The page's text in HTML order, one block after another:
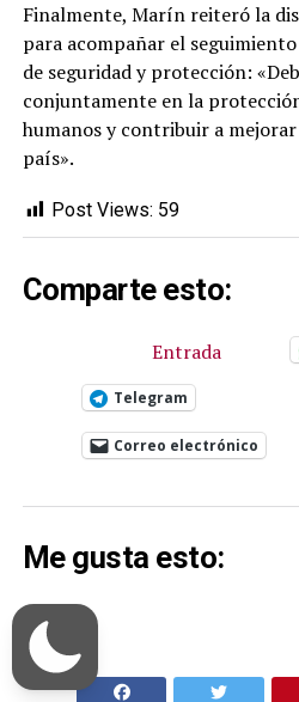
Finalmente, Marín reiteró la
para acompañar el
de seguridad y protección:
conjuntamente en la
humanos y contribuir a
país».
Post Views: 59
Comparte esto:
Entrada
Telegram
Correo electrónico
Me gusta esto: